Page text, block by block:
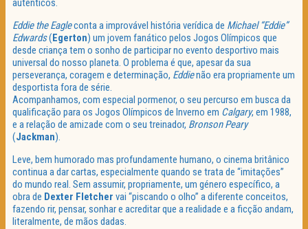
autênticos.
Eddie the Eagleconta a improvável história verídica de Michael “Eddie”
Edwards(Egerton) um jovem fanático pelos Jogos Olímpicos que
desde criança tem o sonho de participar no evento desportivo mais
universal do nosso planeta. O problema é que, apesar da sua
perseverança, coragem e determinação, Eddienão era propriamente um
desportista fora de série.
Acompanhamos, com especial pormenor, o seu percurso em busca da
qualificação para os Jogos Olímpicos de Inverno em Calgary, em 1988,
e a relação de amizade com o seu treinador, Bronson Peary
(Jackman).
Leve, bem humorado mas profundamente humano, o cinema britânico
continua a dar cartas, especialmente quando se trata de “imitações”
do mundo real. Sem assumir, propriamente, um género específico, a
obra de Dexter Fletcher vai “piscando o olho” a diferente conceitos,
fazendo rir, pensar, sonhar e acreditar que a realidade e a ficção andam,
literalmente, de mãos dadas.